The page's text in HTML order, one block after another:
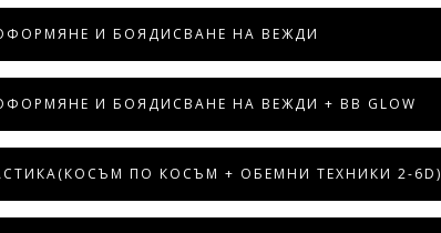
И БОЯДИСВАНЕ НА ВЕЖДИ
И БОЯДИСВАНЕ НА ВЕЖДИ + BB GLOW
ПО КОСЪМ + ОБЕМНИ ТЕХНИКИ 2-6D)